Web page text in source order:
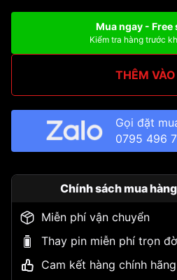
Mua ngay - Free
Kiểm tra hàng trước
THÊM VÀO
Gọi đặt
0795 496
Chính sách mua
Miễn phí vận chuyển
Thay pin miễn phí trọn
Cam kết hàng chính hãng